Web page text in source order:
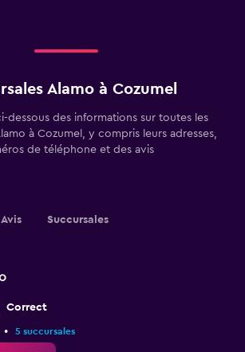
Alamo à Cozumel
dessous des informations sur toutes les
à Cozumel, y compris leurs adresses,
de téléphone et des avis
Avis Succursales
Correct
• 5 succursales